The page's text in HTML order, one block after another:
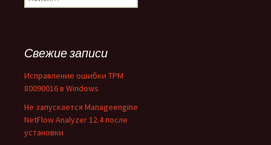
Свежие записи
Исправление ошибки TPM
80090016 в Windows
Не запускается Manageengine
NetFlow Analyzer 12.4 после
установки